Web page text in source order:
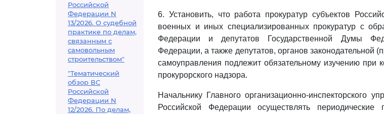
Российской
Федерации N
13/2026. О судебной
практике по делам,
связанным с
самовольным
строительством"
"Тематический
обзор ВС
Российской
Федерации N
12/2026. По делам,
6. Установить, что работа прокуратур субъектов
военных и иных специализированных прокуратур с
Федерации и депутатов Государственной Думы
Федерации, а также депутатов, органов законодательной
самоуправления подлежит обязательному изучению при
прокурорского надзора.
Начальнику Главного организационно-инспекторского
Российской Федерации осуществлять